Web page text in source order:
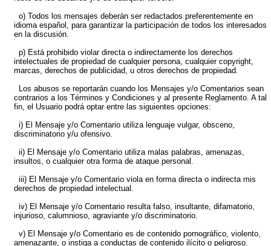
o) Todos los mensajes deberán ser redactados preferentemente en
idioma español, para garantizar la participación de todos los interesados
en la discusión.
p) Está prohibido violar directa o indirectamente los derechos
intelectuales de propiedad de cualquier persona, cualquier copyright,
marcas, derechos de publicidad, u otros derechos de propiedad.
Los abusos se reportarán cuando los Mensajes y/o Comentarios sean
contrarios a los Términos y Condiciones y al presente Reglamento. A tal
fin, el Usuario podrá optar entre las siguientes opciones:
i) El Mensaje y/o Comentario utiliza lenguaje vulgar, obsceno,
discriminatorio y/u ofensivo.
ii) El Mensaje y/o Comentario utiliza malas palabras, amenazas,
insultos, o cualquier otra forma de ataque personal.
iii) El Mensaje y/o Comentario viola en forma directa o indirecta mis
derechos de propiedad intelectual.
iv) El Mensaje y/o Comentario resulta falso, insultante, difamatorio,
injurioso, calumnioso, agraviante y/o discriminatorio.
v) El Mensaje y/o Comentario es de contenido pornográfico, violento,
amenazante, o instiga a conductas de contenido ilícito o peligroso.